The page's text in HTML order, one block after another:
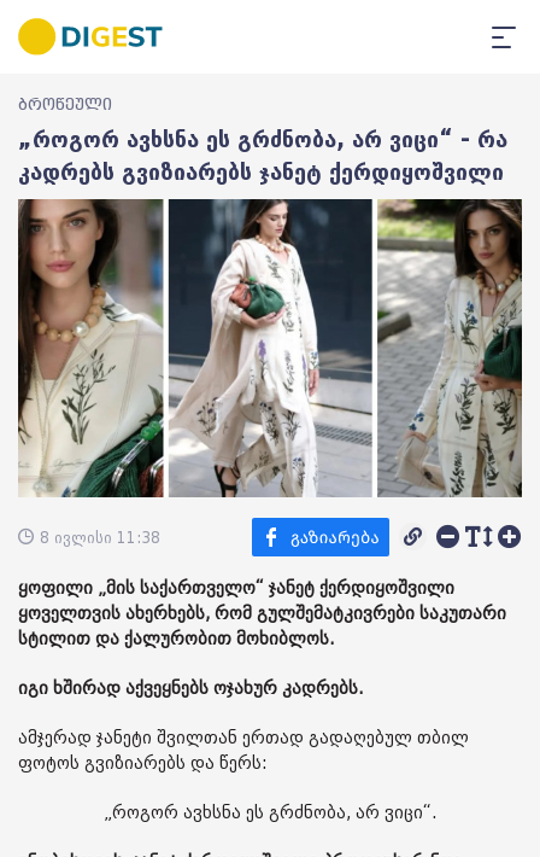
ბროწეული
„როგორ ავხსნა ეს გრძნობა, არ ვიცი“ - რა
კადრებს გვიზიარებს ჯანეტ ქერდიყოშვილი
8 ივლისი 11:38
ყოფილი „მის საქართველო“ ჯანეტ ქერდიყოშვილი
ყოველთვის ახერხებს, რომ გულშემატკივრები საკუთარი
სტილით და ქალურობით მოხიბლოს.
იგი ხშირად აქვეყნებს ოჯახურ კადრებს.
ამჯერად ჯანეტი შვილთან ერთად გადაღებულ თბილ
ფოტოს გვიზიარებს და წერს:
„როგორ ავხსნა ეს გრძნობა, არ ვიცი“.